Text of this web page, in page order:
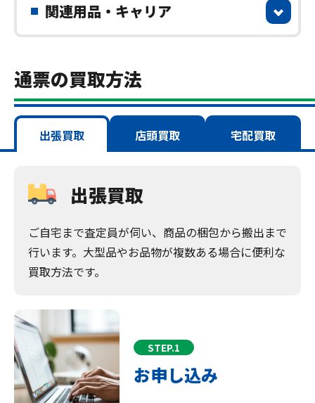
関連用品・キャリア
通票の買取方法
出張買取 店頭買取 宅配買取
出張買取
ご自宅まで査定員が伺い、商品の梱包から搬出まで
行います。大型品やお品物が複数ある場合に便利な
買取方法です。
STEP.1
お申し込み